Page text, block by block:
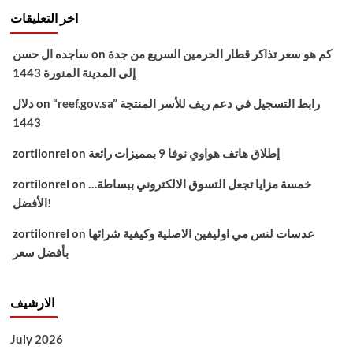
اخر التعليقات
ساجده ال حسن on كم هو سعر تذاكر قطار الحرمين السريع من جدة
إلى المدينة المنورة 1443
دلالon “reef.gov.sa” رابط التسجيل في دعم ريف للأسر المنتجة
1443
zortilonrel on إطلاق هاتف هواوي نوفا 9 بمميزات رائعة
zortilonrel on خمسة مزايا تجعل التسوق الالكتروني ببساطة…
الأفضل!
zortilonrel on عدسات لنس مي اوليفين الاصلية وكيفية شرائها
بأفضل سعر
الارشيف
July 2026